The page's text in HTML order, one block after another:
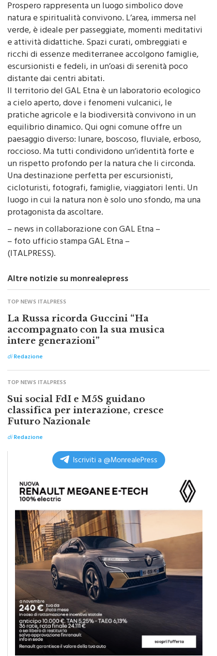
Prospero rappresenta un luogo simbolico dove
natura e spiritualità convivono. L’area, immersa nel
verde, è ideale per passeggiate, momenti meditativi
e attività didattiche. Spazi curati, ombreggiati e
ricchi di essenze mediterranee accolgono famiglie,
escursionisti e fedeli, in un’oasi di serenità poco
distante dai centri abitati.
Il territorio del GAL Etna è un laboratorio ecologico
a cielo aperto, dove i fenomeni vulcanici, le
pratiche agricole e la biodiversità convivono in un
equilibrio dinamico. Qui ogni comune offre un
paesaggio diverso: lunare, boscoso, fluviale, erboso,
roccioso. Ma tutti condividono un’identità forte e
un rispetto profondo per la natura che li circonda.
Una destinazione perfetta per escursionisti,
cicloturisti, fotografi, famiglie, viaggiatori lenti. Un
luogo in cui la natura non è solo uno sfondo, ma una
protagonista da ascoltare.
– news in collaborazione con GAL Etna –
– foto ufficio stampa GAL Etna –
(ITALPRESS).
Altre notizie su monrealepress
TOP NEWS ITALPRESS
La Russa ricorda Guccini “Ha
accompagnato con la sua musica
intere generazioni”
diRedazione
TOP NEWS ITALPRESS
Sui social FdI e M5S guidano
classifica per interazione, cresce
Futuro Nazionale
diRedazione
Iscriviti a @MonrealePress